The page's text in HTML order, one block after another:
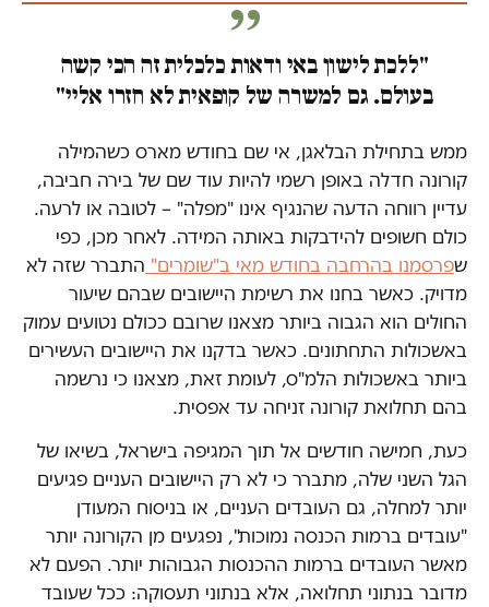
"ללכת לישון באי ודאות כלכלית זה הכי קשה
בעולם. גם למשרה של קופאית לא חזרו אליי"
ממש בתחילת הבלאגן, אי שם בחודש מארס כשהמילה
קורונה חדלה באופן רשמי להיות עוד שם של בירה חביבה,
עדיין רווחה הדעה שהנגיף אינו "מפלה" – לטובה או לרעה.
כולם חשופים להידבקות באותה המידה. לאחר מכן, כפי
שפרסמנו בהרחבה בחודש מאי ב"שומרים" התברר שזה לא
מדויק. כאשר בחנו את רשימת היישובים שבהם שיעור
החולים הוא הגבוה ביותר מצאנו שרובם ככולם נטועים עמוק
באשכולות התחתונים. כאשר בדקנו את היישובים העשירים
ביותר באשכולות הלמ"ס, לעומת זאת, מצאנו כי נרשמה
בהם תחלואת קורונה זניחה עד אפסית.
כעת, חמישה חודשים אל תוך המגיפה בישראל, בשיאו של
הגל השני שלה, מתברר כי לא רק היישובים העניים פגיעים
יותר למחלה, גם העובדים העניים, או בניסוח המעודן
"עובדים ברמות הכנסה נמוכות", נפגעים מן הקורונה יותר
מאשר העובדים ברמות ההכנסות הגבוהות יותר. הפעם לא
מדובר בנתוני תחלואה, אלא בנתוני תעסוקה: ככל שעובד